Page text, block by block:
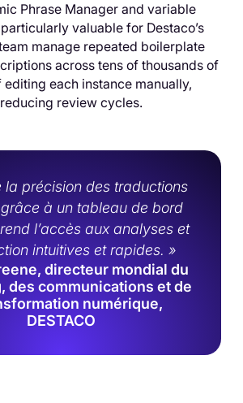
Phrase Manager and variable
valuable for Destaco’s
manage repeated boilerplate
across tens of thousands of
each instance manually,
review cycles.
la précision des traductions
à un tableau de bord
l’accès aux analyses et
intuitives et rapides. »
directeur mondial du
des communications et de
numérique,
DESTACO